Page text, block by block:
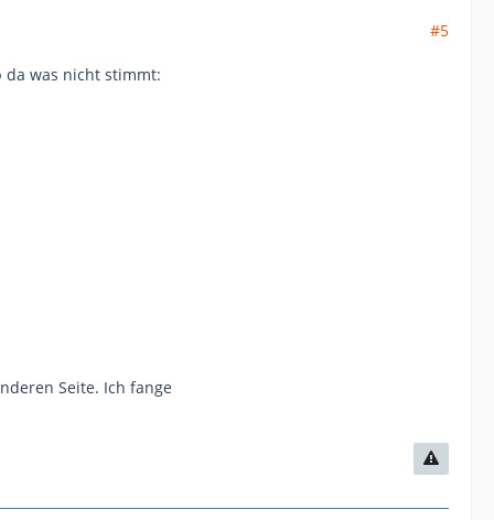
#5
da was nicht stimmt:
Seite. Ich fange